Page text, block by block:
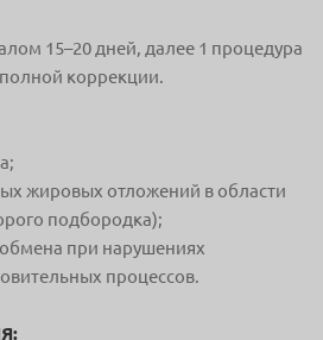
15–20 дней, далее 1 процедура
коррекции.
жировых отложений в области
подбородка);
обмена при нарушениях
процессов.